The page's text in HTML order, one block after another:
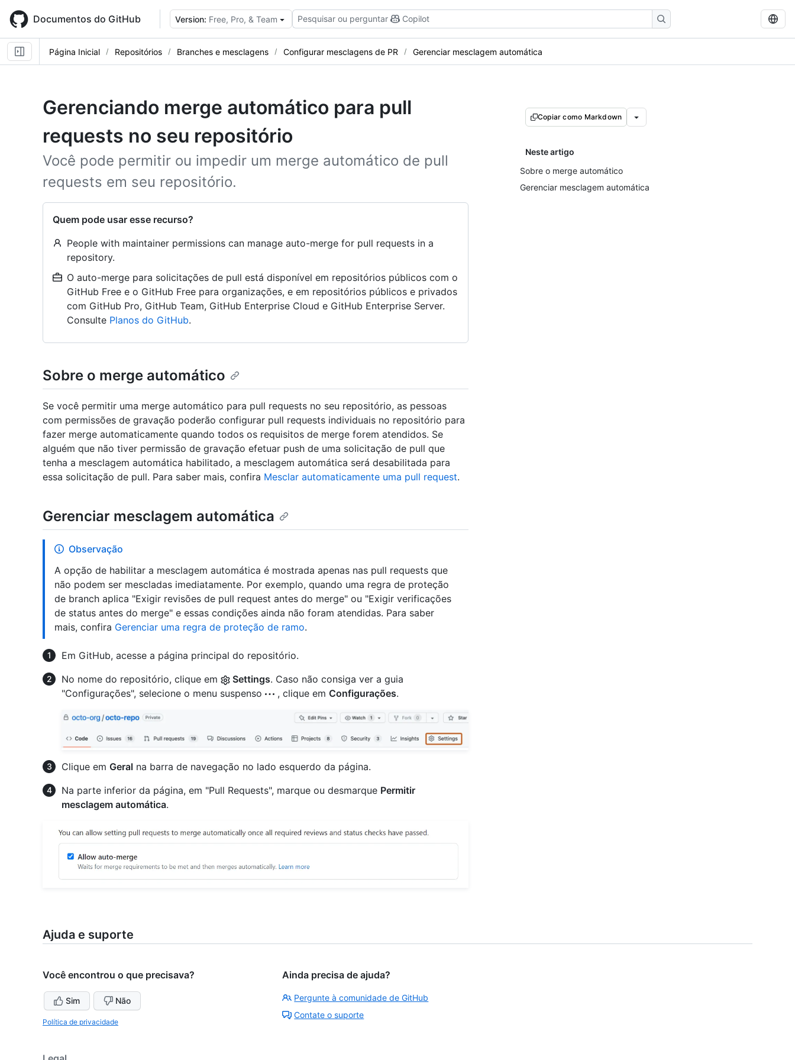
main
content
Documentos do GitHub Version: Free, Pro, & Team Pesquisar ou perguntar Copilot
Página Inicial Repositórios Branches e mesclagens Configurar mesclagens de PR Gerenciar mesclagem automática
Gerenciando merge automático para pull
requests no seu repositório
Você pode permitir ou impedir um merge automático de pull
requests em seu repositório.
Quem pode usar esse recurso?
People with maintainer permissions can manage auto-merge for pull requests in a
repository.
O auto-merge para solicitações de pull está disponível em repositórios públicos com o
GitHub Free e o GitHub Free para organizações, e em repositórios públicos e privados
com GitHub Pro, GitHub Team, GitHub Enterprise Cloud e GitHub Enterprise Server.
Consulte Planos do GitHub.
Copiar como Markdown
Neste artigo
Sobre o merge automático
Gerenciar mesclagem automática
Sobre o merge automático
Se você permitir uma merge automático para pull requests no seu repositório, as pessoas
com permissões de gravação poderão configurar pull requests individuais no repositório para
fazer merge automaticamente quando todos os requisitos de merge forem atendidos. Se
alguém que não tiver permissão de gravação efetuar push de uma solicitação de pull que
tenha a mesclagem automática habilitado, a mesclagem automática será desabilitada para
essa solicitação de pull. Para saber mais, confira Mesclar automaticamente uma pull request.
Gerenciar mesclagem automática
Observação
A opção de habilitar a mesclagem automática é mostrada apenas nas pull requests que
não podem ser mescladas imediatamente. Por exemplo, quando uma regra de proteção
de branch aplica "Exigir revisões de pull request antes do merge" ou "Exigir verificações
de status antes do merge" e essas condições ainda não foram atendidas. Para saber
mais, confira Gerenciar uma regra de proteção de ramo.
Em GitHub, acesse a página principal do repositório.
No nome do repositório, clique em
Settings. Caso não consiga ver a guia
"Configurações", selecione o menu suspenso
, clique em Configurações.
Clique em Geral na barra de navegação no lado esquerdo da página.
Na parte inferior da página, em "Pull Requests", marque ou desmarque Permitir
mesclagem automática.
Ajuda e suporte
Você encontrou o que precisava?
Sim Não
Política de privacidade
Ainda precisa de ajuda?
Pergunte à comunidade de GitHub
Contate o suporte